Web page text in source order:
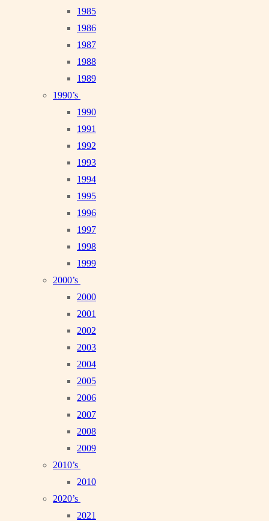
1985
1986
1987
1988
1989
1990’s
1990
1991
1992
1993
1994
1995
1996
1997
1998
1999
2000’s
2000
2001
2002
2003
2004
2005
2006
2007
2008
2009
2010’s
2010
2020’s
2021